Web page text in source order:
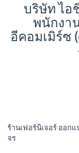
บริษัท ไอ
พนักงา
อีคอมเมิร์ซ
ร้านเฟอร์นิเจอร์ ออก
จร